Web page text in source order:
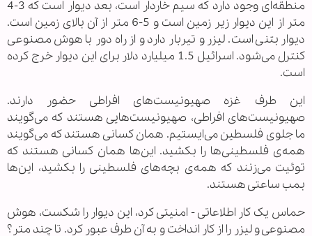
منطقه‌ای وجود دارد که سیم خاردار است، بعد دیوار است که 3-4
متر از این دیوار زیر زمین است و 5-6 متر از آن بالای زمین است.
دیوار بتنی است. لیزر و تیربار دارد و از راه دور با هوش مصنوعی
کنترل می‌شود. اسرائیل 1.5 میلیارد دلار برای این دیوار خرج کرده
است.
این طرف غزه صهیونیست‌های افراطی حضور دارند.
صهیونیست‌های افراطی، صهیونیست‌هایی هستند که می‌گویند
ما جلوی فلسطین می‌ایستیم. همان کسانی هستند که می‌گویند
همه‌ی فلسطینی‌ها را بکشید. این‌ها همان کسانی هستند که
توئیت می‌زنند که همه‌ی بچه‌های فلسطینی را بکشید، این‌ها
بمب ساعتی هستند.
حماس یک کار اطلاعاتی - امنیتی کرد، این دیوار را شکست، هوش
مصنوعی و لیزر را از کار انداخت و به آن طرف عبور کرد. تا چند متر؟